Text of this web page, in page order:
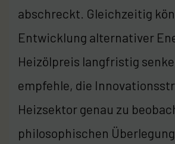
abschreckt. Gleichzeitig
Entwicklung alternativer
Heizölpreis langfristig
empfehle, die
Heizsektor genau zu
philosophischen